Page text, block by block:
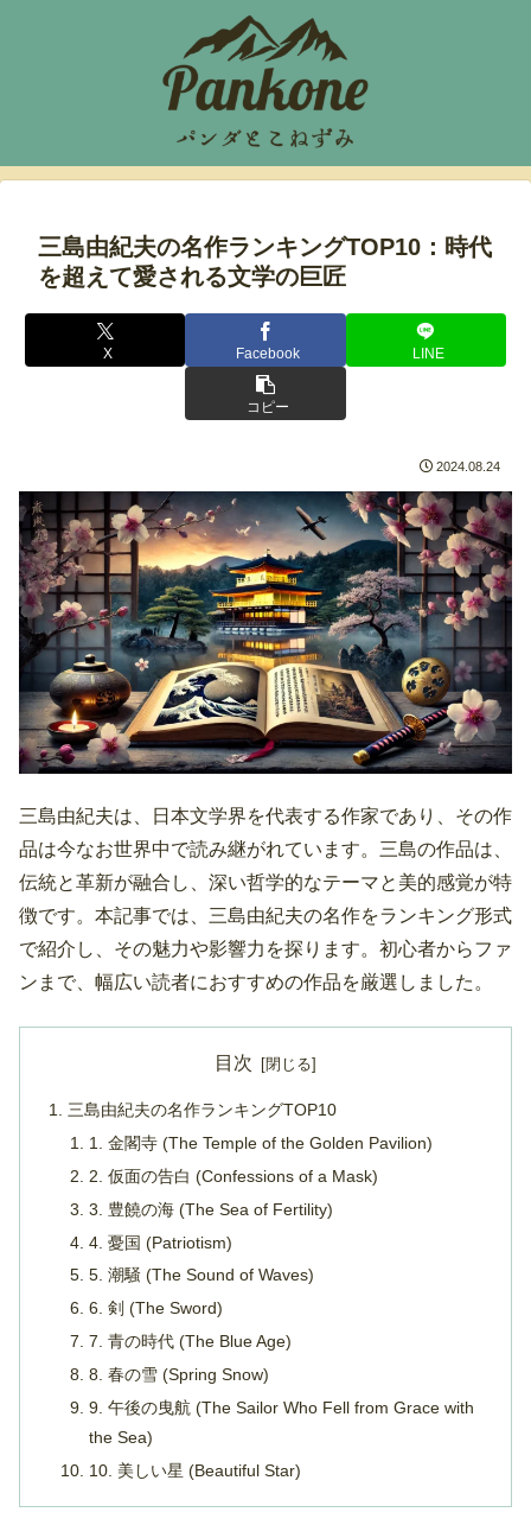
三島由紀夫の名作ランキングTOP10：時代
を超えて愛される文学の巨匠
X Facebook LINE
コピー
2024.08.24
三島由紀夫は、日本文学界を代表する作家であり、その作
品は今なお世界中で読み継がれています。三島の作品は、
伝統と革新が融合し、深い哲学的なテーマと美的感覚が特
徴です。本記事では、三島由紀夫の名作をランキング形式
で紹介し、その魅力や影響力を探ります。初心者からファ
ンまで、幅広い読者におすすめの作品を厳選しました。
目次
三島由紀夫の名作ランキングTOP10
1. 金閣寺 (The Temple of the Golden Pavilion)
2. 仮面の告白 (Confessions of a Mask)
3. 豊饒の海 (The Sea of Fertility)
4. 憂国 (Patriotism)
5. 潮騒 (The Sound of Waves)
6. 剣 (The Sword)
7. 青の時代 (The Blue Age)
8. 春の雪 (Spring Snow)
9. 午後の曳航 (The Sailor Who Fell from Grace with
the Sea)
10. 美しい星 (Beautiful Star)